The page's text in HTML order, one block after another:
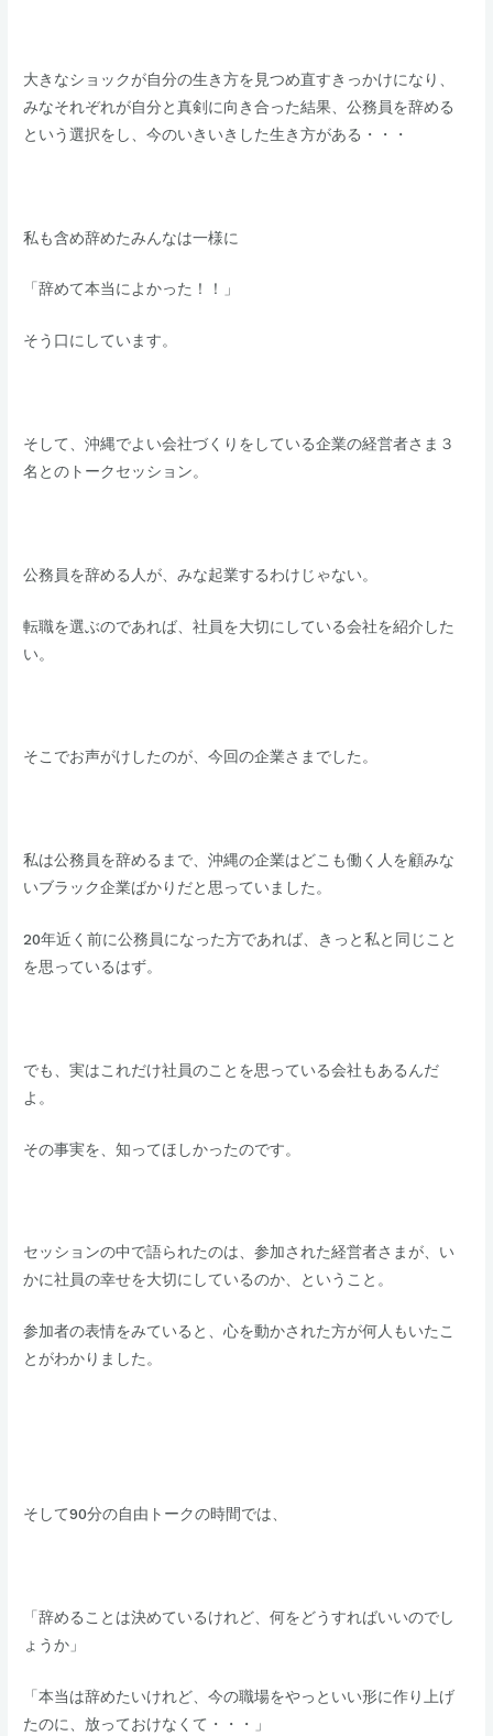
​大きなショックが自分の生き方を見つめ直すきっかけになり、
みなそれぞれが自分と真剣に向き合った結果、公務員を辞める
という選択をし、今のいきいきした生き方がある・・・
​私も含め辞めたみんなは一様に
​「辞めて本当によかった！！」
​そう口にしています。
そして、沖縄でよい会社づくりをしている企業の経営者さま３
名とのトークセッション。
公務員を辞める人が、みな起業するわけじゃない。
​転職を選ぶのであれば、社員を大切にしている会社を紹介した
い。
そこでお声がけしたのが、今回の企業さまでした。
​私は公務員を辞めるまで、沖縄の企業はどこも働く人を顧みな
いブラック企業ばかりだと思っていました。
​20年近く前に公務員になった方であれば、きっと私と同じこと
を思っているはず。
​でも、実はこれだけ社員のことを思っている会社もあるんだ
よ。
​その事実を、知ってほしかったのです。
​セッションの中で語られたのは、参加された経営者さまが、い
かに社員の幸せを大切にしているのか、ということ。
​​参加者の表情をみていると、心を動かされた方が何人もいたこ
とがわかりました。
そして90分の自由トークの時間では、​
「辞めることは決めているけれど、何をどうすればいいのでし
ょうか」
​「本当は辞めたいけれど、今の職場をやっといい形に作り上げ
たのに、放っておけなくて・・・」